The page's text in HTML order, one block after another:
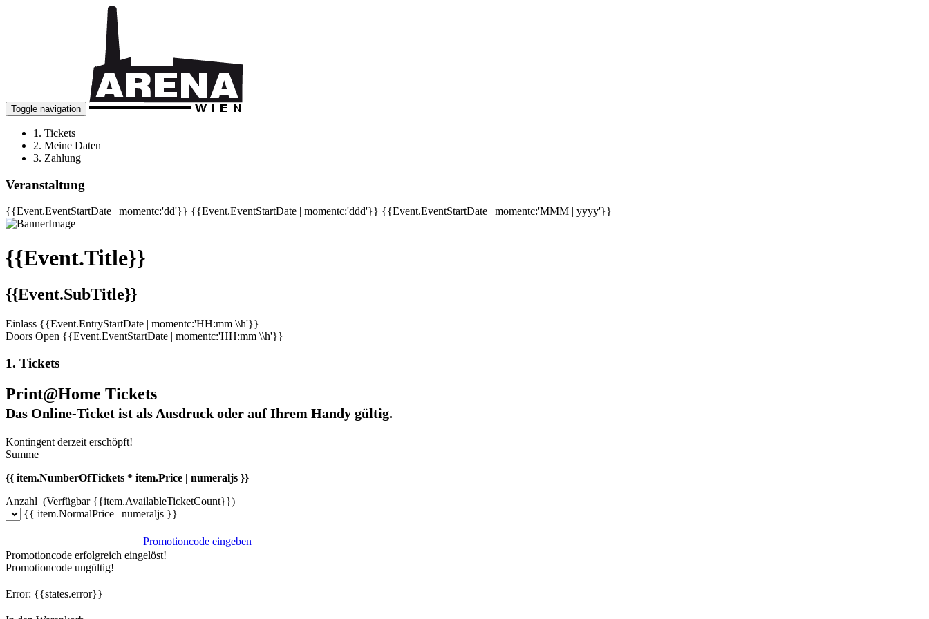
Toggle navigation
1. Tickets
2. Meine Daten
3. Zahlung
Veranstaltung
{{Event.EventStartDate | momentc:'dd'}} {{Event.EventStartDate | momentc:'ddd'}} {{Event.EventStartDate | momentc:'MMM | yyyy'}}
{{Event.Title}}
{{Event.SubTitle}}
Einlass {{Event.EntryStartDate | momentc:'HH:mm \\h'}}
Doors Open {{Event.EventStartDate | momentc:'HH:mm \\h'}}
1. Tickets
Print@Home Tickets
Das Online-Ticket ist als Ausdruck oder auf Ihrem Handy gültig.
Kontingent derzeit erschöpft!
Summe
{{ item.NumberOfTickets * item.Price | numeraljs }}
Anzahl (Verfügbar {{item.AvailableTicketCount}})
{{ item.NormalPrice | numeraljs }}
Promotioncode eingeben
Promotioncode erfolgreich eingelöst!
Promotioncode ungültig!
Error: {{states.error}}